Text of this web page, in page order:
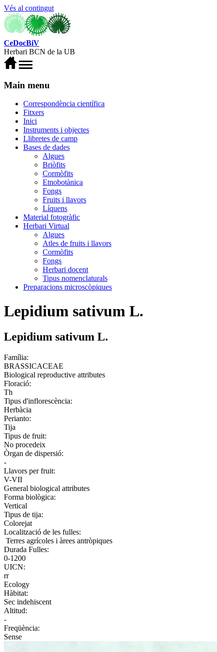
Vés al contingut
CeDocBiV
Herbari BCN de la UB
Main menu
Correspondència científica
Fitxers
Inici
Instruments i objectes
Llibretes de camp
Bases de dades
Algues
Briòfits
Cormòfits
Etnobotànica
Fongs
Fruits i llavors
Líquens
Material fotogràfic
Herbari Virtual
Algues
Atles de fruits i llavors
Cormòfits
Fongs
Herbari docent
Tipus nomenclaturals
Preparacions microscòpiques
Lepidium sativum L.
Lepidium sativum L.
Família:
BRASSICACEAE
Biological reproductive attributes
Floració:
Th
Tipus d'inflorescència:
Herbàcia
Perianto:
Tija
Tipus de fruit:
No procedeix
Òrgan de dispersió:
-
Llavors per fruit:
V-VII
General biological attributes
Forma biològica:
Vertical
Tipus de tija:
Colorejat
Localització de les fulles:
Terres agrícoles i àrees antròpiques
Durada Fulles:
0-1200
UICN:
rr
Ecology
Hàbitat:
Sec indehiscent
Altitud:
-
Freqüència:
Sense